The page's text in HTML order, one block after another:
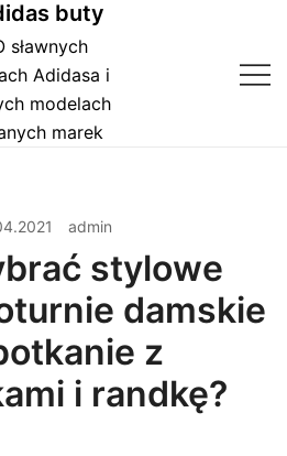
buty
sławnych
Adidasa i
modelach
marek
admin
stylowe
damskie
z
i randkę?